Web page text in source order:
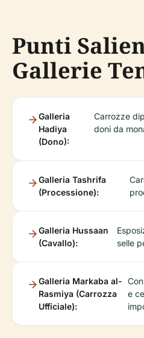
Punti
Gallerie
Galleria
Hadiya
(Dono):
Carrozze
doni da
Galleria Tashrifa
(Processione):
Galleria Hussaan
(Cavallo):
selle
Galleria Markaba al-
Rasmiya (Carrozza
Ufficiale):
e